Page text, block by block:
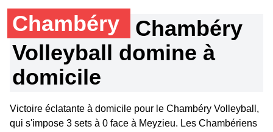
Chambéry
Chambéry
Volleyball domine à
domicile
Victoire éclatante à domicile pour le Chambéry Volleyball,
qui s'impose 3 sets à 0 face à Meyzieu. Les Chambériens